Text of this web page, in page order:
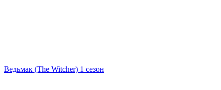
Ведьмак (The Witcher) 1 сезон